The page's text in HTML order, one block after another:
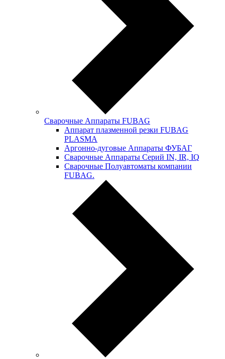
Сварочные Аппараты FUBAG
Аппарат плазменной резки FUBAG
PLASMA
Аргонно-дуговые Аппараты ФУБАГ
Сварочные Аппараты Серий IN, IR, IQ
Сварочные Полуавтоматы компании
FUBAG.